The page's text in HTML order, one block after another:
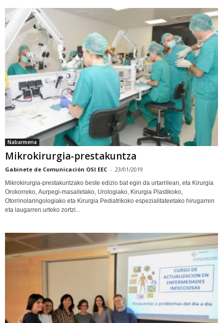
Nabarmena
Mikrokirurgia-prestakuntza
Gabinete de Comunicación OSI EEC - 23/01/2019
Mikrokirurgia-prestakuntzako beste edizio bat egin da urtarrilean, eta Kirurgia
Orokorreko, Aurpegi-masailetako, Urologiako, Kirurgia Plastikoko,
Otorrinolaringologiako eta Kirurgia Pediatrikoko espezialitateetako hirugarren
eta laugarren urteko zortzi...